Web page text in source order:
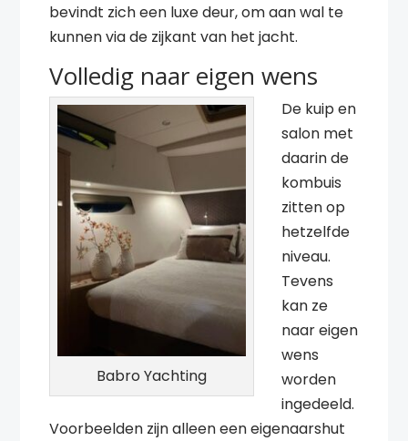
bevindt zich een luxe deur, om aan wal te
kunnen via de zijkant van het jacht.
Volledig naar eigen wens
Babro Yachting
De kuip en
salon met
daarin de
kombuis
zitten op
hetzelfde
niveau.
Tevens
kan ze
naar eigen
wens
worden
ingedeeld.
Voorbeelden zijn alleen een eigenaarshut